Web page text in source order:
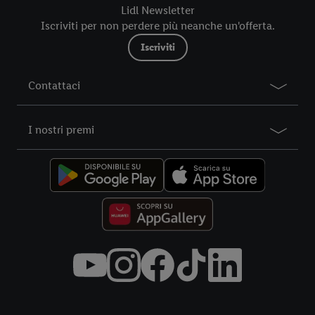
Lidl Newsletter
Iscriviti per non perdere più neanche un'offerta.
Iscriviti
Contattaci
I nostri premi
futuro, sono disponibili nella nostra
nostre informazioni legali sono consultabili qui.